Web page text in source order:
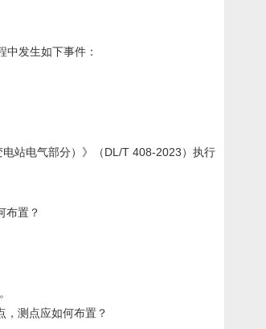
发生如下事件：
站电气部分）》（DL/T 408-2023）执行
布置？
，测点应如何布置？